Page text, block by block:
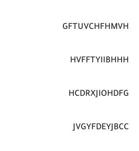
GFTUVCHFHMVH
HVFFTYIIBHHH
HCDRXJIOHDFG
JVGYFDEYJBCC